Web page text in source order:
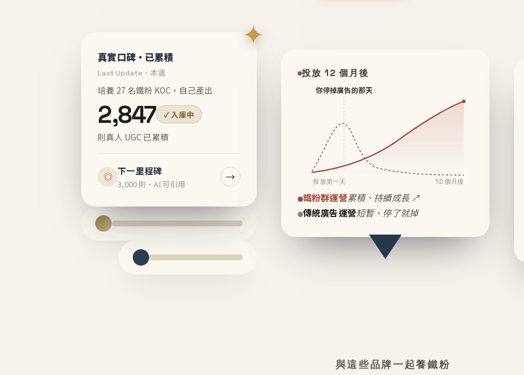
✦
真實口碑・已累積
Last Update・本週
培養 27 名鐵粉 KOC，自己產出
2,847 ✓ 入庫中
則真人 UGC 已累積
◎ 下一里程碑
3,000 則・AI 可引用
→
投放 12 個月後
你停掉廣告的那天
投放第一天 12 個月後
鐵粉群運營累積、持續成長 ↗
傳統廣告運營短暫、停了就掉
與這些品牌一起養鐵粉